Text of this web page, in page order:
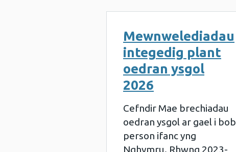
Mewnwelediadau
integedig plant
oedran ysgol
2026
Cefndir Mae brechiadau
oedran ysgol ar gael i bob
person ifanc yng
Nghymru. Rhwng 2023-